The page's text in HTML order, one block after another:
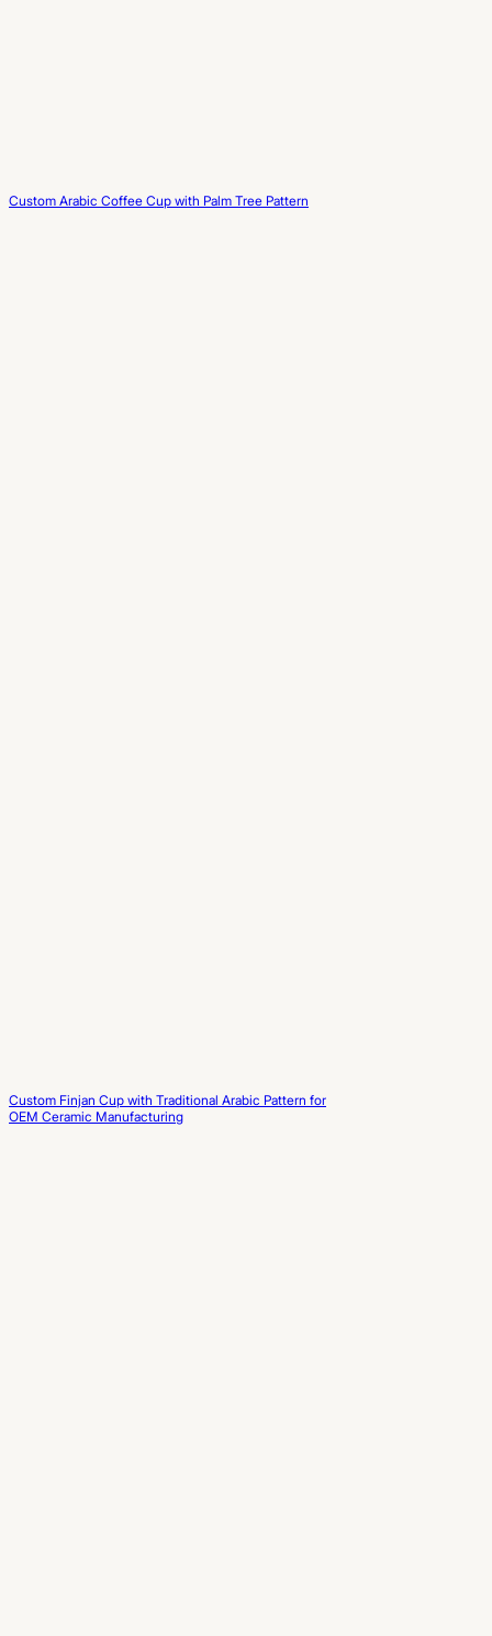
Custom Arabic Coffee Cup with Palm Tree Pattern
Custom Finjan Cup with Traditional Arabic Pattern for
OEM Ceramic Manufacturing